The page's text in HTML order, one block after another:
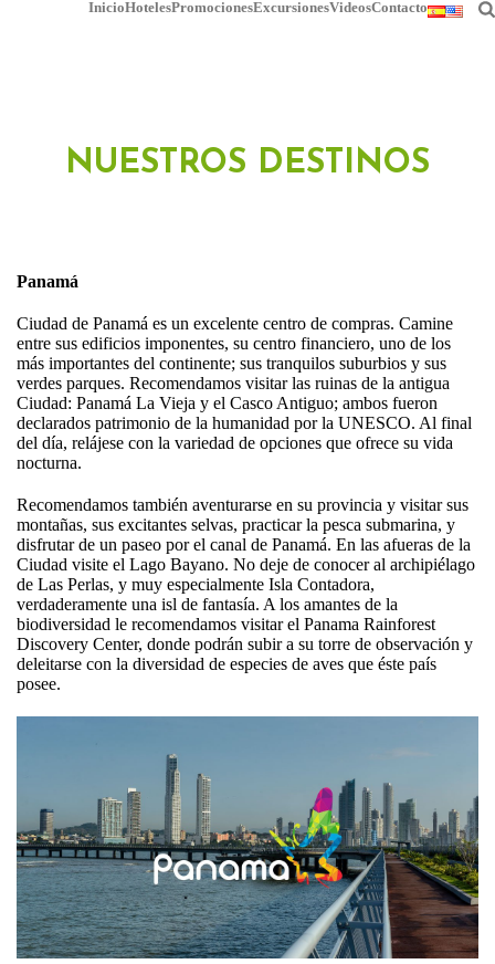
InicioHotelesPromocionesExcursionesVideosContacto
NUESTROS DESTINOS
Panamá
Ciudad de Panamá es un excelente centro de compras. Camine
entre sus edificios imponentes, su centro financiero, uno de los
más importantes del continente; sus tranquilos suburbios y sus
verdes parques. Recomendamos visitar las ruinas de la antigua
Ciudad: Panamá La Vieja y el Casco Antiguo; ambos fueron
declarados patrimonio de la humanidad por la UNESCO. Al final
del día, relájese con la variedad de opciones que ofrece su vida
nocturna.
Recomendamos también aventurarse en su provincia y visitar sus
montañas, sus excitantes selvas, practicar la pesca submarina, y
disfrutar de un paseo por el canal de Panamá. En las afueras de la
Ciudad visite el Lago Bayano. No deje de conocer al archipiélago
de Las Perlas, y muy especialmente Isla Contadora,
verdaderamente una isl de fantasía. A los amantes de la
biodiversidad le recomendamos visitar el Panama Rainforest
Discovery Center, donde podrán subir a su torre de observación y
deleitarse con la diversidad de especies de aves que éste país
posee.